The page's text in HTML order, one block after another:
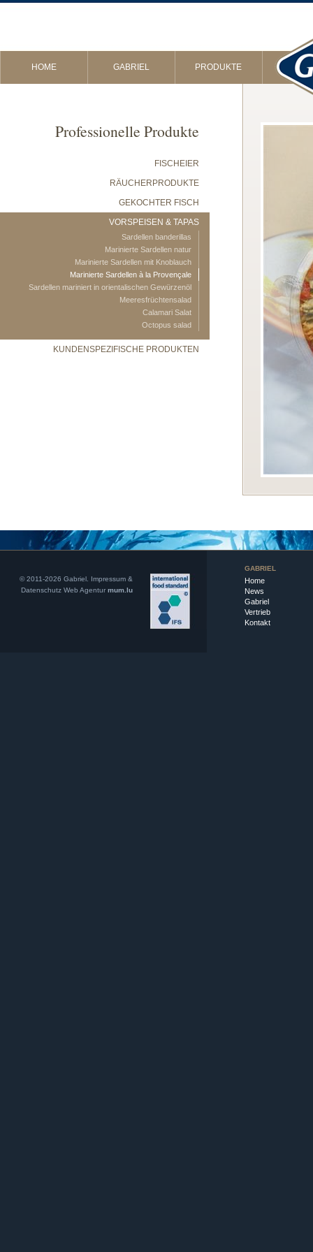
HOME GABRIEL PRODUKTE
Professionelle Produkte
FISCHEIER
RÄUCHERPRODUKTE
GEKOCHTER FISCH
VORSPEISEN & TAPAS
Sardellen banderillas
Marinierte Sardellen natur
Marinierte Sardellen mit Knoblauch
Marinierte Sardellen à la Provençale
Sardellen mariniert in orientalischen Gewürzenöl
Meeresfrüchtensalad
Calamari Salat
Octopus salad
KUNDENSPEZIFISCHE PRODUKTEN
© 2011-2026 Gabriel. Impressum &
Datenschutz Web Agentur mum.lu
GABRIEL
Home
News
Gabriel
Vertrieb
Kontakt